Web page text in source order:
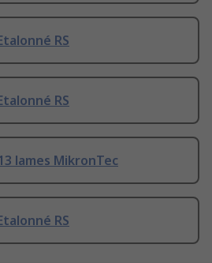
RS
RS
lames MikronTec
RS